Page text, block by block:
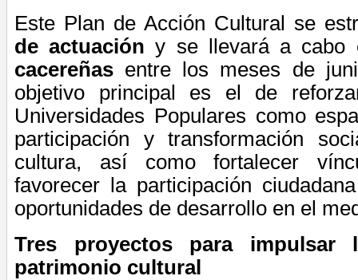
Este Plan de Acción Cultural se
de actuación y se llevará a
cacereñas entre los meses de
objetivo principal es el de
Universidades Populares como
participación y transformación
cultura, así como fortalecer
favorecer la participación
oportunidades de desarrollo en el
Tres proyectos para
patrimonio cultural